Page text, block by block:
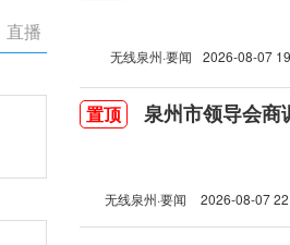
直播
无线泉州·要闻 2026-08-07
置顶 泉州市领导会商
无线泉州·要闻 2026-08-07